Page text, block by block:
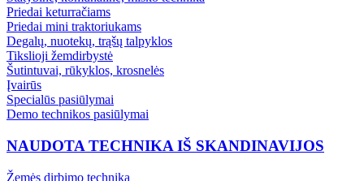
Priedai keturračiams
Priedai mini traktoriukams
Degalų, nuotekų, trąšų talpyklos
Tikslioji žemdirbystė
Šutintuvai, rūkyklos, krosnelės
Įvairūs
Specialūs pasiūlymai
Demo technikos pasiūlymai
NAUDOTA TECHNIKA IŠ SKANDINAVIJOS
Žemės dirbimo technika